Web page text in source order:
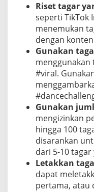
Riset tagar
seperti TikTok
menemukan
dengan
Gunakan
#viral.
Gunakan
mengizinkan
hingga 100
disarankan
dari 5-10 tagar
Letakkan
dapat
pertama, atau